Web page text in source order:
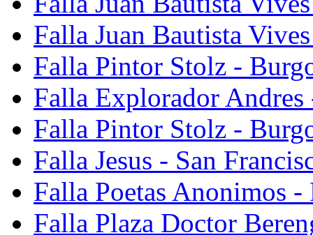
Falla Juan Bautista
Falla Pintor Stolz -
Falla Explorador Andres
Falla Pintor Stolz -
Falla Jesus - San
Falla Poetas Anonimos
Falla Plaza Doctor